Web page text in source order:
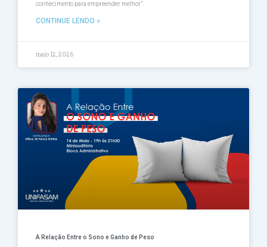
conhecimento para empreender melhor”.
CONTINUE LENDO »
maio 12, 2026
A Relação Entre o Sono e Ganho de Peso